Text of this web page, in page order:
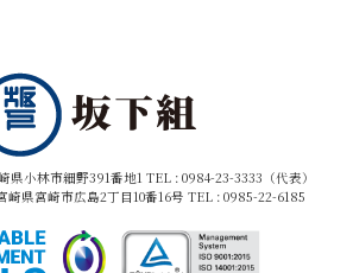
県小林市細野391番地1 TEL : 0984-23-3333（代表）
崎県宮崎市広島2丁目10番16号 TEL : 0985-22-6185